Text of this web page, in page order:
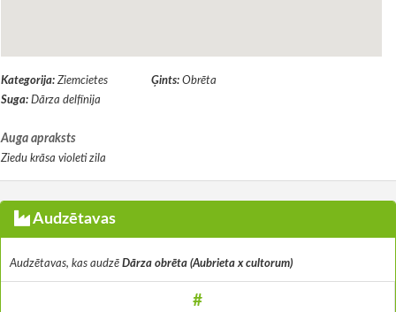
Kategorija: Ziemcietes Ģints: Obrēta
Suga: Dārza delfīnija
Auga apraksts
Ziedu krāsa violeti zila
Audzētavas
Audzētavas, kas audzē Dārza obrēta (Aubrieta x cultorum)
#